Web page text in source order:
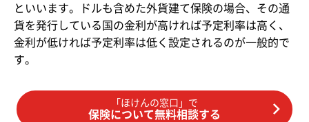
といいます。ドルも含めた外貨建て保険の場合、その通
貨を発行している国の金利が高ければ予定利率は高く、
金利が低ければ予定利率は低く設定されるのが一般的で
す。
「ほけんの窓口」で
保険について無料相談する